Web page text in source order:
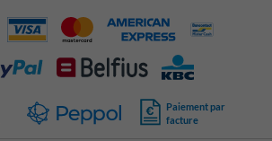
Paiement par
facture